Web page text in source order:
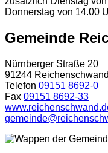
Donnerstag von 14.00
Gemeinde
Nürnberger Straße 20
91244 Reichenschwand
Telefon 09151 8692-0
Fax 09151 8692-33